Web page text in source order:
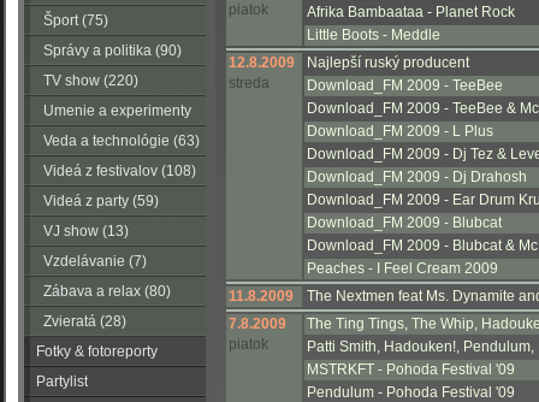
Šport (75)
Správy a politika (90)
TV show (220)
Umenie a experimenty
(116)Veda a technológie (63)
Videá z festivalov (108)
Videá z party (59)
VJ show (13)
Vzdelávanie (7)
Zábava a relax (80)
Zvieratá (28)
Fotky & fotoreporty
Partylist
piatok
Afrika Bambaataa - Planet Rock
Little Boots - Meddle
12.8.2009
streda
Najlepší ruský producent
Download_FM 2009 - TeeBee
Download_FM 2009 - TeeBee &
Download_FM 2009 - L Plus
Download_FM 2009 - Dj Tez &
Download_FM 2009 - Dj Drahosh
Download_FM 2009 - Ear Drum
Download_FM 2009 - Blubcat
Download_FM 2009 - Blubcat & Mc
Peaches - I Feel Cream 2009
11.8.2009
The Nextmen feat Ms. Dynamite
7.8.2009
piatok
The Ting Tings, The Whip,
Patti Smith, Hadouken!,
MSTRKFT - Pohoda Festival '09
Pendulum - Pohoda Festival '09